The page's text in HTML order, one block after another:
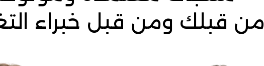
من قبلك ومن قبل خبراء